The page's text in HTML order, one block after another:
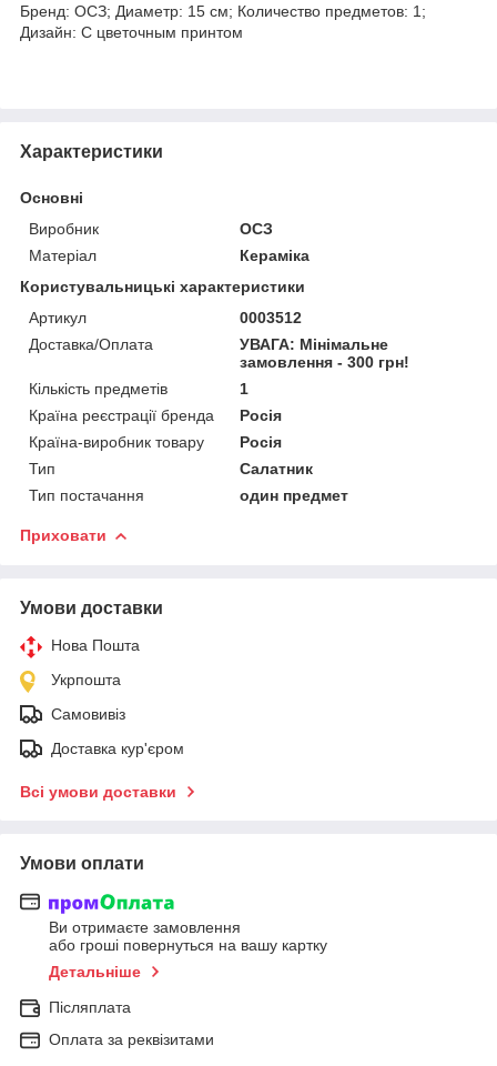
Бренд: ОСЗ; Диаметр: 15 см; Количество предметов: 1;
Дизайн: С цветочным принтом
Характеристики
Основні
Виробник
ОСЗ
Матеріал
Кераміка
Користувальницькі характеристики
Артикул
0003512
Доставка/Оплата
УВАГА: Мінімальне
замовлення - 300 грн!
Кількість предметів
1
Країна реєстрації бренда
Росія
Країна-виробник товару
Росія
Тип
Салатник
Тип постачання
один предмет
Приховати
Умови доставки
Нова Пошта
Укрпошта
Самовивіз
Доставка кур'єром
Всі умови доставки
Умови оплати
Ви отримаєте замовлення
або гроші повернуться на вашу картку
Детальніше
Післяплата
Оплата за реквізитами